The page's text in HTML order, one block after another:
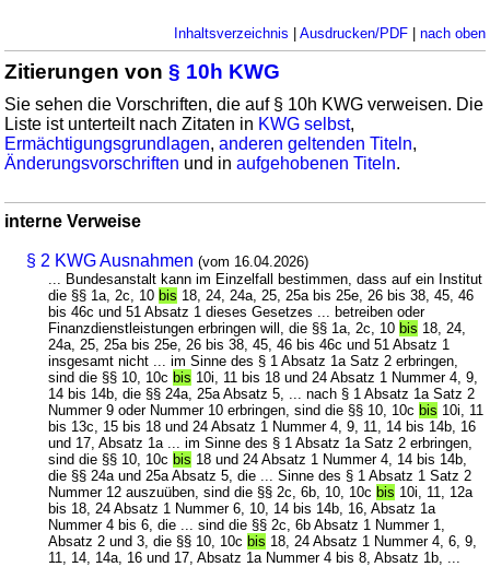
Inhaltsverzeichnis | Ausdrucken/PDF| nach oben
Zitierungen von§ 10h KWG
Sie sehen die Vorschriften, die auf § 10h KWG verweisen. Die
Liste ist unterteilt nach Zitaten in KWG selbst,
Ermächtigungsgrundlagen,anderen geltenden Titeln,
Änderungsvorschriften und inaufgehobenen Titeln.
interne Verweise
§ 2 KWG Ausnahmen (vom 16.04.2026)
... Bundesanstalt kann im Einzelfall bestimmen, dass auf ein Institut
die §§ 1a, 2c, 10bis 18, 24, 24a, 25, 25a bis 25e, 26 bis 38, 45, 46
bis 46c und 51 Absatz 1 dieses Gesetzes ... betreiben oder
Finanzdienstleistungen erbringen will, die §§ 1a, 2c, 10bis 18, 24,
24a, 25, 25a bis 25e, 26 bis 38, 45, 46 bis 46c und 51 Absatz 1
insgesamt nicht ... im Sinne des § 1 Absatz 1a Satz 2 erbringen,
sind die §§ 10, 10cbis 10i, 11 bis 18 und 24 Absatz 1 Nummer 4, 9,
14 bis 14b, die §§ 24a, 25a Absatz 5, ... nach § 1 Absatz 1a Satz 2
Nummer 9 oder Nummer 10 erbringen, sind die §§ 10, 10cbis 10i, 11
bis 13c, 15 bis 18 und 24 Absatz 1 Nummer 4, 9, 11, 14 bis 14b, 16
und 17, Absatz 1a ... im Sinne des § 1 Absatz 1a Satz 2 erbringen,
sind die §§ 10, 10cbis 18 und 24 Absatz 1 Nummer 4, 14 bis 14b,
die §§ 24a und 25a Absatz 5, die ... Sinne des § 1 Absatz 1 Satz 2
Nummer 12 auszuüben, sind die §§ 2c, 6b, 10, 10cbis 10i, 11, 12a
bis 18, 24 Absatz 1 Nummer 6, 10, 14 bis 14b, 16, Absatz 1a
Nummer 4 bis 6, die ... sind die §§ 2c, 6b Absatz 1 Nummer 1,
Absatz 2 und 3, die §§ 10, 10cbis 18, 24 Absatz 1 Nummer 4, 6, 9,
11, 14, 14a, 16 und 17, Absatz 1a Nummer 4 bis 8, Absatz 1b, ...